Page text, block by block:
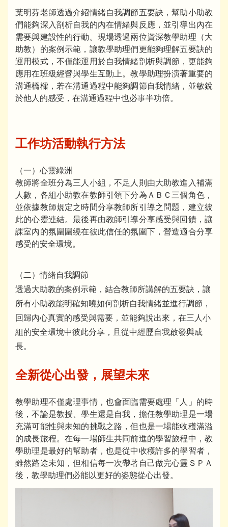
葉明芬老師透過介紹情緒自我調節五要訣，幫助小助教
們能夠深入剖析自我的內在情緒與反應，並引導出內在
需要與建設性的行動。現場透過兩位資深教學助理（大
助教）的案例示範，讓教學助理們更能夠理解五要訣的
運用模式，不僅能運用於自我情緒剖析與調節，更能夠
應用在班級經營與學生互動上。教學助理扮演著重要的
溝通橋樑，若在溝通過程中能夠調節自我情緒，並敏銳
於他人的感受，在溝通過程中也必事半功倍。
工作坊活動執行方法
（一）心靈綠洲
教師將全班分為三人小組，不足人則由大助教進入補滿
人數，各組小助教在教師引領下分為ＡＢＣ三個角色，
並依據教師規定之時間分享教師所引導之問題，建立彼
此的心靈連結。最後再由教師引導分享感受與回饋，讓
課室內的氛圍圍繞在彼此信任的氛圍下，營造適合分享
感受的安全環境。
（二）情緒自我調節
透過大助教的案例示範，結合教師所講解的五要訣，讓
所有小助教能明確知曉如何剖析自我情緒並進行調節，
回歸內心真實的感受與需要，並能夠說出來，在三人小
組的安全環境中彼此分享，且從中經歷自我啟發與成
長。
全新從心出發，展望未來
教學助理不僅處理事情，也會面臨需要處理「人」的時
後，不論是教授、學生還是自我，擔任教學助理是一場
充滿可能性與未知的挑戰之路，但也是一場能收穫滿溢
的成長旅程。在每一場師生共同前進的學習旅程中，教
學助理是最好的幫助者，也是從中收穫許多的學習者，
雖然路途未知，但相信每一次帶著自己做完心靈ＳＰＡ
後，教學助理們必能以更好的姿態從心出發。